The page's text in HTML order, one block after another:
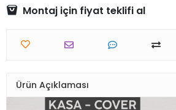
Montaj için fiyat teklifi al
Ürün Açıklaması